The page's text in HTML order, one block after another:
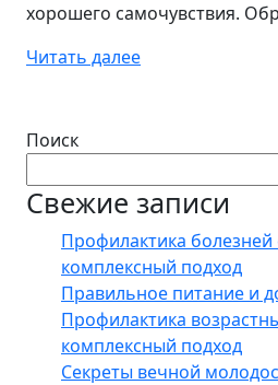
хорошего самочувствия.
Читать далее
Поиск
Свежие записи
Профилактика
комплексный подход
Правильное питание и
Профилактика
комплексный подход
Секреты вечной